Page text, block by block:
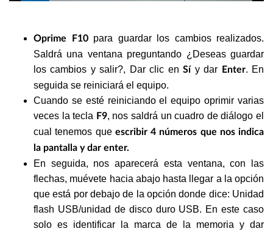
Oprime F10para guardar los cambios realizados.
Saldrá una ventana preguntando ¿Deseas guardar
los cambios y salir?, Dar clic enSí y dar Enter. En
seguida se reiniciará el equipo.
Cuando se esté reiniciando el equipo oprimir varias
veces la tecla F9, nos saldrá un cuadro de diálogo el
cual tenemos que escribir 4 números que nos indica
la pantalla y dar enter.
En seguida, nos aparecerá esta ventana, con las
flechas, muévete hacia abajo hasta llegar a la opción
que está por debajo de la opción donde dice: Unidad
flash USB/unidad de disco duro USB. En este caso
solo es identificar la marca de la memoria y dar